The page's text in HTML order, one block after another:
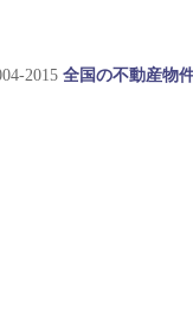
2015 全国の不動産物